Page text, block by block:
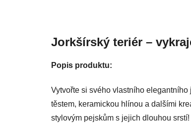
Jorkšírský teriér –
Popis produktu:
Vytvořte si svého vlastního
těstem, keramickou hlínou a dalšími
stylovým pejskům s jejich dlouhou srstí!